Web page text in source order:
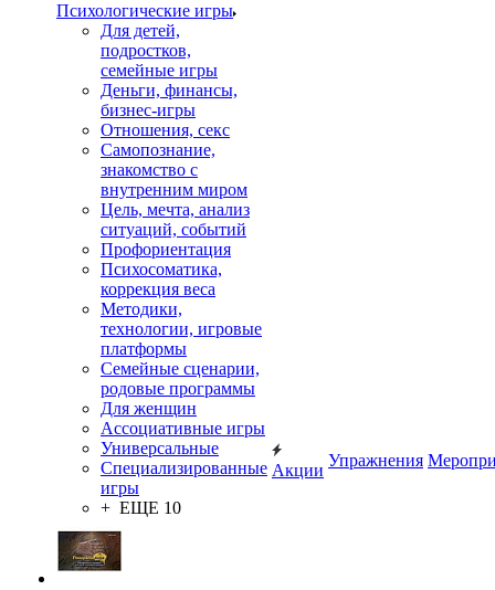
Психологические игры
Для детей,
подростков,
семейные игры
Деньги, финансы,
бизнес-игры
Отношения, секс
Самопознание,
знакомство с
внутренним миром
Цель, мечта, анализ
ситуаций, событий
Профориентация
Психосоматика,
коррекция веса
Методики,
технологии, игровые
платформы
Семейные сценарии,
родовые программы
Для женщин
Ассоциативные игры
Универсальные
Специализированные
игры
+ ЕЩЕ 10
Акции
Упражнения